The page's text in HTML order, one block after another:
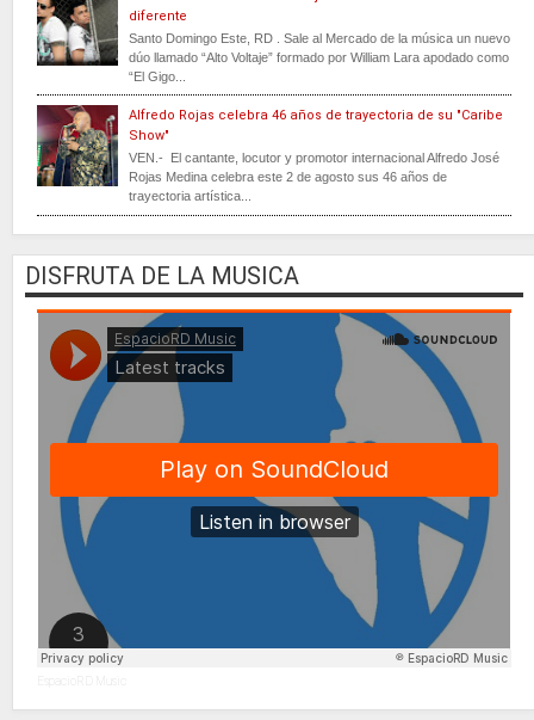
diferente
Santo Domingo Este, RD . Sale al Mercado de la música un nuevo
dúo llamado “Alto Voltaje” formado por William Lara apodado como
“El Gigo...
Alfredo Rojas celebra 46 años de trayectoria de su "Caribe
Show"
VEN.- El cantante, locutor y promotor internacional Alfredo José
Rojas Medina celebra este 2 de agosto sus 46 años de
trayectoria artística...
DISFRUTA DE LA MUSICA
EspacioRD Music